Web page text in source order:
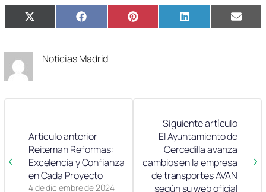
Compartir
en
X
(Twitter)
Compartir
en
Facebook Compartir
en
Pinterest Compartir
en
LinkedIn
en
Email
Noticias Madrid
Artículo anterior
4 de diciembre de 2024
Reiteman Reformas:
Excelencia y Confianza
en Cada Proyecto
Siguiente artículo
El Ayuntamiento de
Cercedilla avanza
cambios en la empresa
de transportes AVAN
según su web oficial